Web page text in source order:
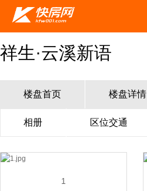
祥生·云溪新语
楼盘首页 楼盘详情
相册 区位交通
1